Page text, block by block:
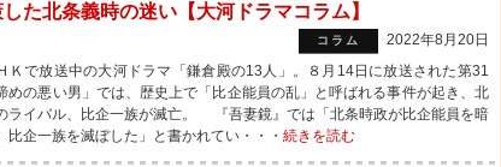
た北条義時の迷い【大河ドラマコラム】
コラム
2022年8月20日
Ｋで放送中の大河ドラマ「鎌倉殿の13人」。８月14日に放送された第31
めの悪い男」では、歴史上で「比企能員の乱」と呼ばれる事件が起き、北
ライバル、比企一族が滅亡。 『吾妻鏡』では「北条時政が比企能員を暗
比企一族を滅ぼした」と書かれてい・・・ 続きを読む